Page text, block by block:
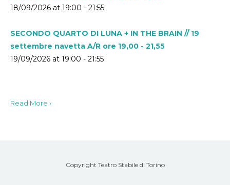
18/09/2026 at 19:00 - 21:55
SECONDO QUARTO DI LUNA + IN THE BRAIN // 19
settembre navetta A/R ore 19,00 - 21,55
19/09/2026 at 19:00 - 21:55
Read More ›
Copyright Teatro Stabile di Torino